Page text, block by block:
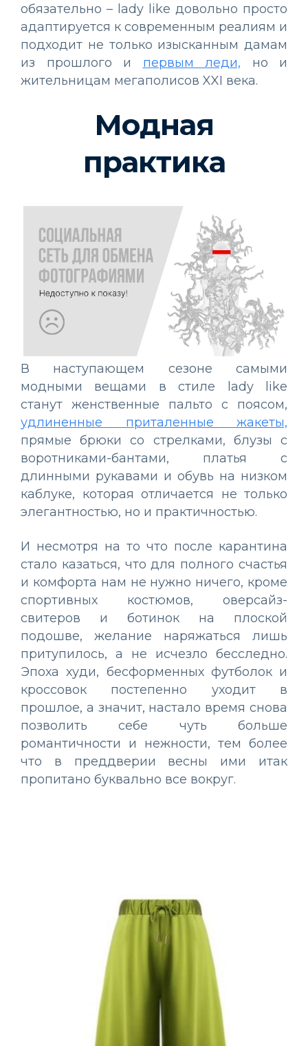
обязательно – lady like довольно просто
адаптируется к современным реалиям и
подходит не только изысканным дамам
из прошлого и первым леди, но и
жительницам мегаполисов XXI века.
Модная
практика
В наступающем сезоне самыми
модными вещами в стиле lady like
станут женственные пальто с поясом,
удлиненные приталенные жакеты,
прямые брюки со стрелками, блузы с
воротниками-бантами, платья с
длинными рукавами и обувь на низком
каблуке, которая отличается не только
элегантностью, но и практичностью.
И несмотря на то что после карантина
стало казаться, что для полного счастья
и комфорта нам не нужно ничего, кроме
спортивных костюмов, оверсайз-
свитеров и ботинок на плоской
подошве, желание наряжаться лишь
притупилось, а не исчезло бесследно.
Эпоха худи, бесформенных футболок и
кроссовок постепенно уходит в
прошлое, а значит, настало время снова
позволить себе чуть больше
романтичности и нежности, тем более
что в преддверии весны ими итак
пропитано буквально все вокруг.